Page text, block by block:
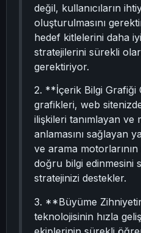
değil, kullanıcıların
oluşturulmasını
hedef kitlelerini daha
stratejilerini sürekli
gerektiriyor.
2. **İçerik Bilgi Grafiği
grafikleri, web
ilişkileri tanımlayan ve
anlamasını sağlayan
ve arama motorlarının
doğru bilgi edinmesini
stratejinizi destekler.
3. **Büyüme
teknolojisinin hızla